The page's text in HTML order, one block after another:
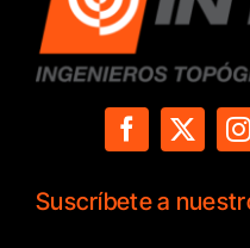
Suscríbete a